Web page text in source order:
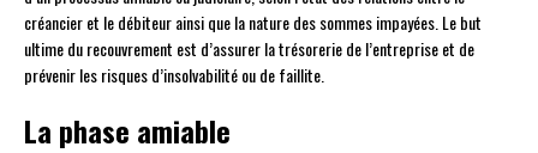
créancier et le débiteur ainsi que la nature des sommes impayées. Le but
ultime du recouvrement est d’assurer la trésorerie de l’entreprise et de
prévenir les risques d’insolvabilité ou de faillite.
La phase amiable